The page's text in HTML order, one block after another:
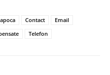
Contact
Email
Telefon